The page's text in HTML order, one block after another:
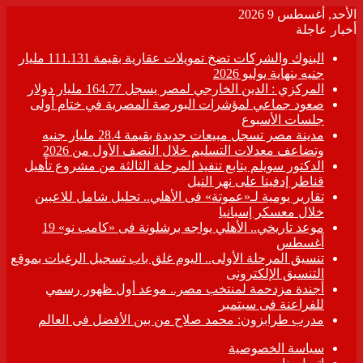
الأحد, أغسطس 9 2026
أخبار عاجلة
البنوك والشركات تضخ تمويلات عقارية بقيمة 111.131 مليار
جنيه بنهاية يوليو 2026
المركزي : الدين الخارجي لمصر يسجل 164.77 مليار دولار
صعود جماعي لمؤشرات البورصة المصرية في ختام أولى
جلسات الأسبوع
مدينة مصر تسجل مبيعات جديدة بقيمة 28.4 مليار جنيه
وتضاعف معدلات التسليم خلال النصف الأول من 2026
الدكتور سويلم يتابع تنفيذ المرحلة الثالثة من مشروع تأهيل
قناطر إدفينا على نهر النيل
تقارير يومية لـ«عموتة» فى الأهلي.. تحليل شامل للاعبين
خلال معسكر إسبانيا
موعد تاريخي.. الأهلي يواجه برشلونة فى «كامب نو» 19
أغسطس
تنسيق المرحلة الأولى.. اليوم غلق باب تسجيل الرغبات بموقع
التنسيق الإلكترونى
أجندة مزدحمة لمنتخب مصر.. موعد أول ظهور رسمي
للفراعنة فى سبتمبر
مدرب طرابزون: محمد صلاح من بين الأفضل فى العالم
سياسة الخصوصية